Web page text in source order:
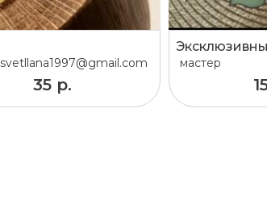
svetllana1997@gmail.com
35 р.
мастер